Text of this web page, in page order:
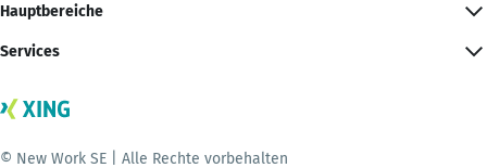
Hauptbereiche
Services
© New Work SE | Alle Rechte vorbehalten